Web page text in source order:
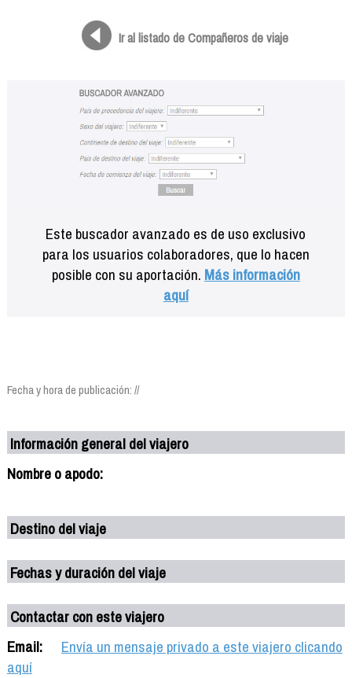
Ir al listado de Compañeros de viaje
Este buscador avanzado es de uso exclusivo
para los usuarios colaboradores, que lo hacen
posible con su aportación. Más información
aquí
Fecha y hora de publicación: //
Información general del viajero
Nombre o apodo:
Destino del viaje
Fechas y duración del viaje
Contactar con este viajero
Email:
Envía un mensaje privado a este viajero clicando
aquí